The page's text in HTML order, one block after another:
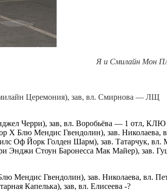
Я и Смилайн Мон
Церемония), зав, вл. Смирнова — ЛЩ
Черри), зав, вл. Воробьёва — 1 отл, КЛЮ
Блю Мендис Гвендолин), зав. Николаева,
Оф Йорк Голден Шарм), зав. Татарчук,
Стоун Баронесса Мак Майер), зав.
Гвендолин), зав. Николаева, вл.
Капелька), зав, вл. Елисеева -?